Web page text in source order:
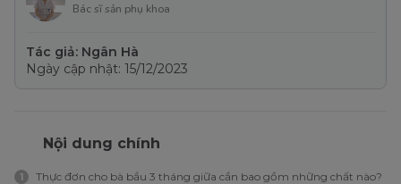
Bác sĩ sản phụ khoa
Tác giả: Ngân Hà
Ngày cập nhật: 15/12/2023
Nội dung chính
1 Thực đơn cho bà bầu 3 tháng giữa cần bao gồm những chất nào?